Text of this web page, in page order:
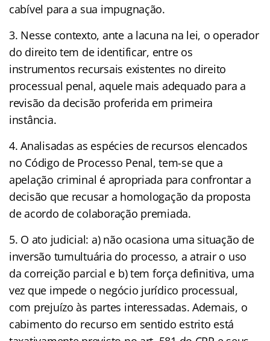
cabível para a sua impugnação.
3. Nesse contexto, ante a lacuna na lei, o operador
do direito tem de identificar, entre os
instrumentos recursais existentes no direito
processual penal, aquele mais adequado para a
revisão da decisão proferida em primeira
instância.
4. Analisadas as espécies de recursos elencados
no Código de Processo Penal, tem-se que a
apelação criminal é apropriada para confrontar a
decisão que recusar a homologação da proposta
de acordo de colaboração premiada.
5. O ato judicial: a) não ocasiona uma situação de
inversão tumultuária do processo, a atrair o uso
da correição parcial e b) tem força definitiva, uma
vez que impede o negócio jurídico processual,
com prejuízo às partes interessadas. Ademais, o
cabimento do recurso em sentido estrito está